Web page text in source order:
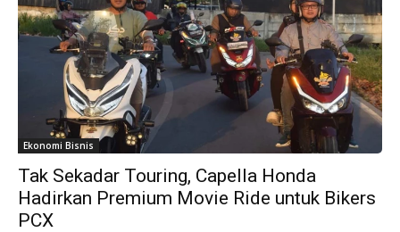
Ekonomi Bisnis
Tak Sekadar Touring, Capella Honda
Hadirkan Premium Movie Ride untuk Bikers
PCX